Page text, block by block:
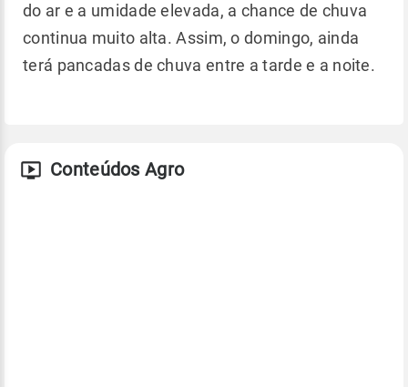
do ar e a umidade elevada, a chance de chuva
continua muito alta. Assim, o domingo, ainda
terá pancadas de chuva entre a tarde e a noite.
Conteúdos Agro